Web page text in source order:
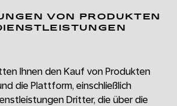
VON PRODUKTEN
Ihnen den Kauf von Produkten
die Plattform, einschließlich
Dritter, die über die